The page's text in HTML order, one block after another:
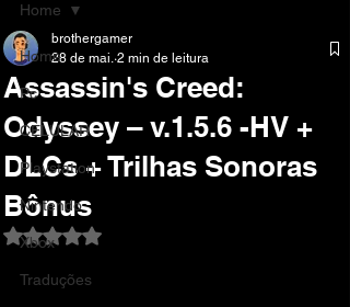
Home
Pc
CELULAR
Playstation
Nintendo
Xbox
Traduções
Home
Assassin's Creed:
Odyssey – v.1.5.6 -HV +
DLCs + Trilhas Sonoras
Bônus
brothergamer
28 de mai. 2 min de leitura
Avaliado com NaN de 5 estrelas.